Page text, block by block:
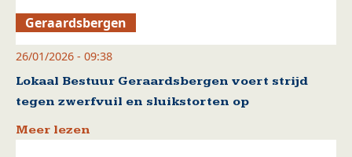
Geraardsbergen
26/01/2026 - 09:38
Lokaal Bestuur Geraardsbergen voert strijd
tegen zwerfvuil en sluikstorten op
Meer lezen